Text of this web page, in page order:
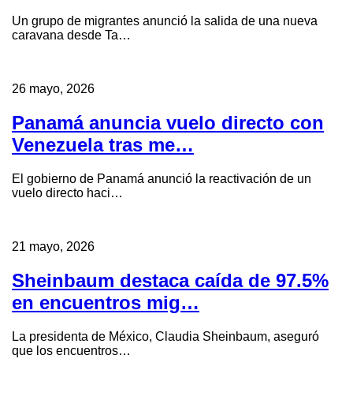
Un grupo de migrantes anunció la salida de una nueva
caravana desde Ta…
26 mayo, 2026
Panamá anuncia vuelo directo con
Venezuela tras me…
El gobierno de Panamá anunció la reactivación de un
vuelo directo haci…
21 mayo, 2026
Sheinbaum destaca caída de 97.5%
en encuentros mig…
La presidenta de México, Claudia Sheinbaum, aseguró
que los encuentros…